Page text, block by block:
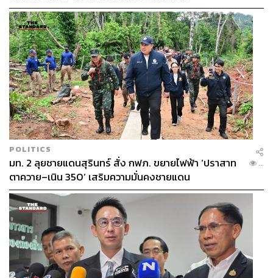
POLITICS
มท. 2 ลุยชายแดนสุรินทร์ สั่ง กฟภ. ขยายไฟฟ้า ‘ปราสาท
ตาควาย–เนิน 350’ เสริมความมั่นคงชายแดน
...